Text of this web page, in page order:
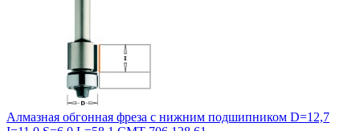
Алмазная обгонная фреза с нижним подшипником D=12,7